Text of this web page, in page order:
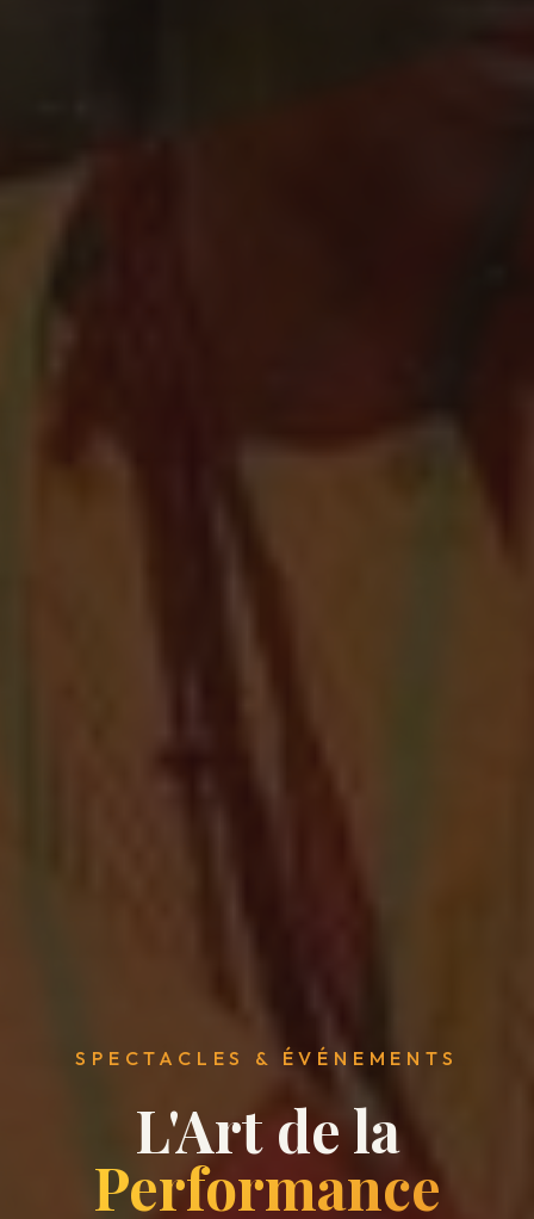
SPECTACLES & ÉVÉNEMENTS
L'Art de la
Performance